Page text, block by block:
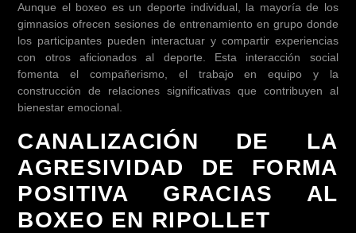
Aunque el boxeo es un deporte individual, la mayoría de los
gimnasios ofrecen sesiones de entrenamiento en grupo donde
los participantes pueden interactuar y compartir experiencias
con otros aficionados al deporte. Esta interacción social
fomenta el compañerismo, el trabajo en equipo y la
construcción de relaciones significativas que contribuyen al
bienestar emocional.
CANALIZACIÓN DE LA
AGRESIVIDAD DE FORMA
POSITIVA GRACIAS AL
BOXEO EN RIPOLLET